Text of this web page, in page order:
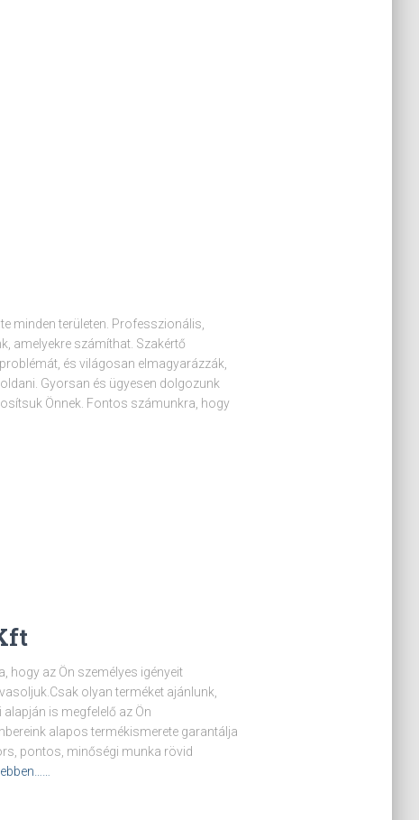
minden területen. Professzionális,
amelyekre számíthat. Szakértő
és világosan elmagyarázzák,
Gyorsan és ügyesen dolgozunk
Önnek. Fontos számunkra, hogy
hogy az Ön személyes igényeit
olyan terméket ajánlunk,
is megfelelő az Ön
alapos termékismerete garantálja
pontos, minőségi munka rövid